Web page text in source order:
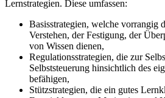
Lernstrategien. Diese umfassen:
Basisstrategien, welche vorrangig
Verstehen, der Festigung, der
von Wissen dienen,
Regulationsstrategien, die zur
Selbststeuerung hinsichtlich des
befähigen,
Stützstrategien, die ein gutes